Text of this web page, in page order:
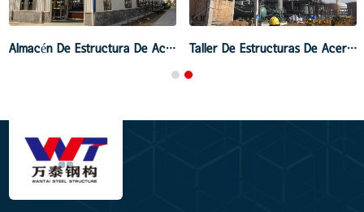
Almacén De Estructura De Acero De La Planta De Embalaje Taller De Estructuras De Acero Sea Crystal